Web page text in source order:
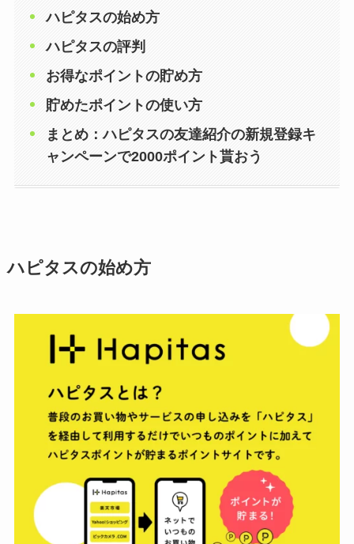
ハピタスの始め方
ハピタスの評判
お得なポイントの貯め方
貯めたポイントの使い方
まとめ：ハピタスの友達紹介の新規登録キ
ャンペーンで2000ポイント貰おう
ハピタスの始め方